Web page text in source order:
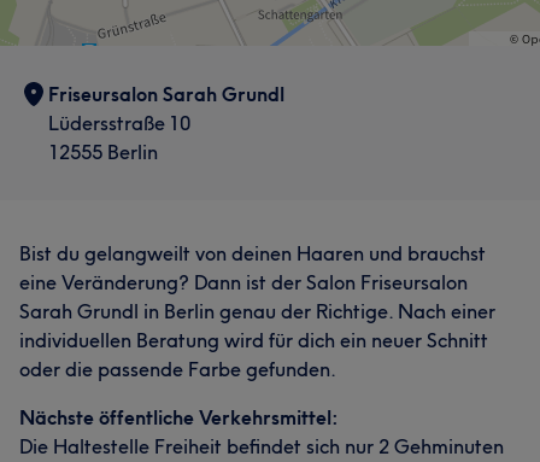
Friseursalon Sarah Grundl
Lüdersstraße 10
12555 Berlin
Bist du gelangweilt von deinen Haaren und brauchst
eine Veränderung? Dann ist der Salon Friseursalon
Sarah Grundl in Berlin genau der Richtige. Nach einer
individuellen Beratung wird für dich ein neuer Schnitt
oder die passende Farbe gefunden.
Nächste öffentliche Verkehrsmittel:
Die Haltestelle Freiheit befindet sich nur 2 Gehminuten